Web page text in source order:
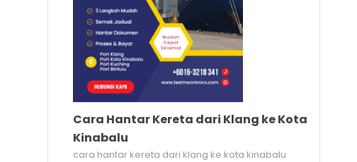
Cara Hantar Kereta dari Klang ke Kota
Kinabalu
cara hantar kereta dari klang ke kota kinabalu